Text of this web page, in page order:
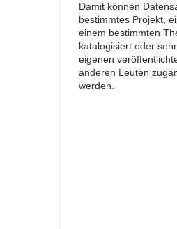
Damit können
bestimmtes Projekt,
einem bestimmten
katalogisiert oder
eigenen
anderen Leuten
werden.